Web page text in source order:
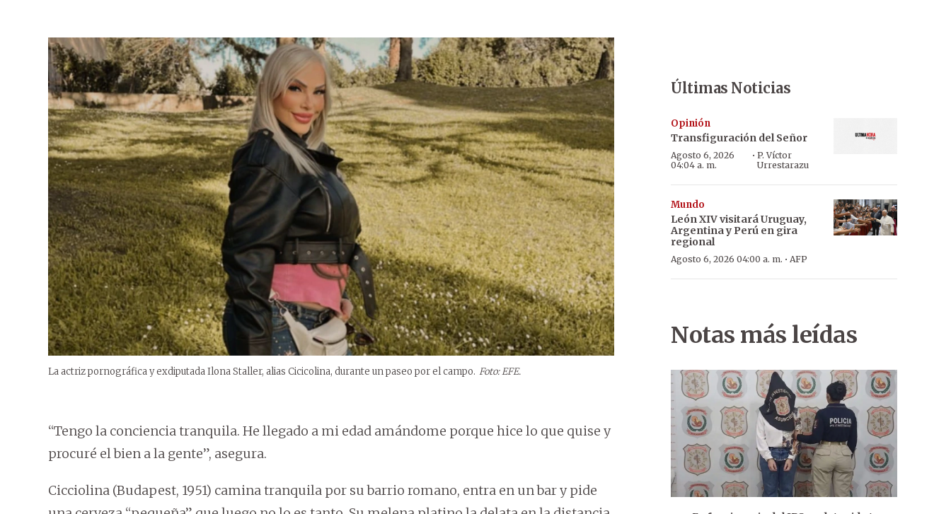
La actriz pornográfica y exdiputada Ilona Staller, alias Cicicolina, durante un paseo por el campo. Foto: EFE.
“Tengo la conciencia tranquila. He llegado a mi edad amándome porque hice lo que quise y
procuré el bien a la gente”, asegura.
Cicciolina (Budapest, 1951) camina tranquila por su barrio romano, entra en un bar y pide
Últimas Noticias
Opinión
Transfiguración del Señor
Agosto 6, 2026
04:04 a. m.
· P. Víctor
Urrestarazu
Mundo
León XIV visitará Uruguay,
Argentina y Perú en gira
regional
Agosto 6, 2026 04:00 a. m. · AFP
Notas más leídas